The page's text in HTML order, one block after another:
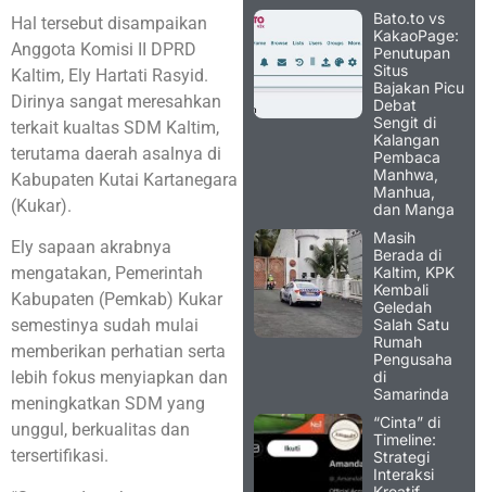
Hal tersebut disampaikan
Anggota Komisi II DPRD
Kaltim, Ely Hartati Rasyid.
Dirinya sangat meresahkan
terkait kualtas SDM Kaltim,
terutama daerah asalnya di
Kabupaten Kutai Kartanegara
(Kukar).
Ely sapaan akrabnya
mengatakan, Pemerintah
Kabupaten (Pemkab) Kukar
semestinya sudah mulai
memberikan perhatian serta
lebih fokus menyiapkan dan
meningkatkan SDM yang
unggul, berkualitas dan
tersertifikasi.
Bato.to vs
KakaoPage:
Penutupan
Situs
Bajakan Picu
Debat
Sengit di
Kalangan
Pembaca
Manhwa,
Manhua,
dan Manga
Masih
Berada di
Kaltim, KPK
Kembali
Geledah
Salah Satu
Rumah
Pengusaha
di
Samarinda
“Cinta” di
Timeline:
Strategi
Interaksi